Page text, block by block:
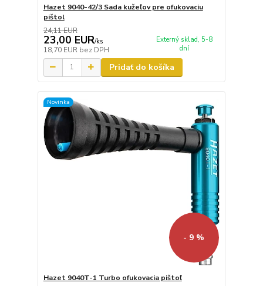
Hazet 9040-42/3 Sada kužeľov pre ofukovaciu
pištol
24,11 EUR
23,00 EUR/ks
18,70 EUR bez DPH
Externý sklad, 5-8
dní
Pridať do košíka
Novinka
- 9 %
Hazet 9040T-1 Turbo ofukovacia pištoľ